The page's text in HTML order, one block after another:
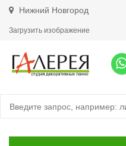
Нижний Новгород
Загрузить изображение